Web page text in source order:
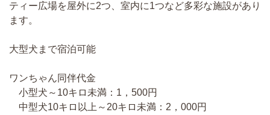
ティー広場を屋外に2つ、室内に1つなど多彩な施設があり
ます。
大型犬まで宿泊可能
ワンちゃん同伴代金
小型犬～10キロ未満：1，500円
中型犬10キロ以上～20キロ未満：2，000円